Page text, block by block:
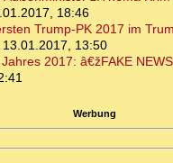
18:46
Trump-PK 2017 im
13.01.2017, 13:50
2017: â€žFAKE
Werbung